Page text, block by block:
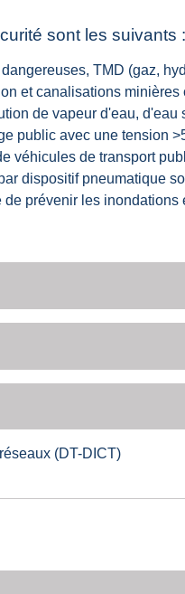
sont les suivants :
TMD (gaz,
et canalisations
de vapeur d'eau, d'eau
public avec une tension
véhicules de transport
dispositif pneumatique
prévenir les inondations
(DT-DICT)